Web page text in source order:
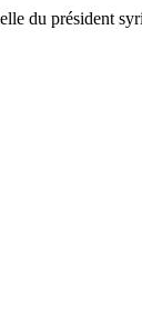
du président